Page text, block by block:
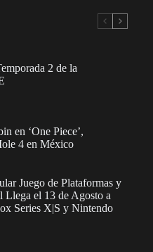
2 de la
en ‘One Piece’,
4 en México
Juego de Plataformas y
Llega el 13 de Agosto a
Series X|S y Nintendo